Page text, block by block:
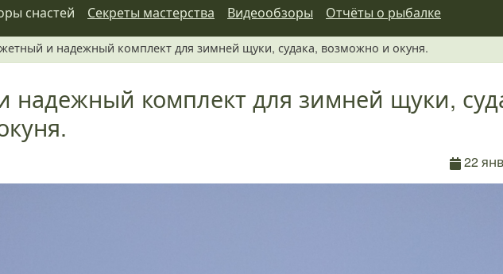
снастей Секреты мастерства Видеообзоры Отчёты о рыбалке
и надежный комплект для зимней щуки, судака, возможно и окуня.
комплект для зимней щуки,
22